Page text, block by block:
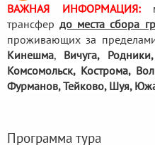
ВАЖНАЯ ИНФОРМАЦИЯ:
трансфердо места сбора
проживающих за
Кинешма, Вичуга, Родники,
Комсомольск, Кострома,
Фурманов, Тейково, Шуя,
Программа тура